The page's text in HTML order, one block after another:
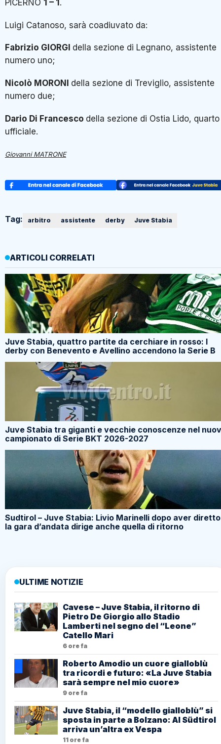
PICERNO 1 – 1 .
Luigi Catanoso, sarà coadiuvato da:
Fabrizio GIORGI della sezione di Legnano, assistente
numero uno;
Nicolò MORONI della sezione di Treviglio, assistente
numero due;
Dario Di Francesco della sezione di Ostia Lido, quarto
ufficiale.
Giovanni MATRONE
Tag: arbitro assistente derby Juve Stabia
ARTICOLI CORRELATI
Juve Stabia, quattro partite da cerchiare in rosso: I
derby con Benevento e Avellino accendono la Serie B
Juve Stabia tra giganti e vecchie conoscenze nel
campionato di Serie BKT 2026-2027
Sudtirol – Juve Stabia: Livio Marinelli dopo aver diretto
la gara d’andata dirige anche quella di ritorno
ULTIME NOTIZIE
Cavese – Juve Stabia, il ritorno di
Pietro De Giorgio allo Stadio
Lamberti nel segno del “Leone”
Catello Mari
6 ore fa
Roberto Amodio un cuore gialloblù
tra ricordi e futuro: «La Juve Stabia
sarà sempre nel mio cuore»
9 ore fa
Juve Stabia, il “modello gialloblù” si
sposta in parte a Bolzano: Al Südtirol
arriva un’altra ex Vespa
11 ore fa